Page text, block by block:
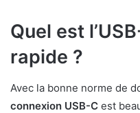
Quel est
rapide ?
Avec la bonne norme de
connexion USB-C est